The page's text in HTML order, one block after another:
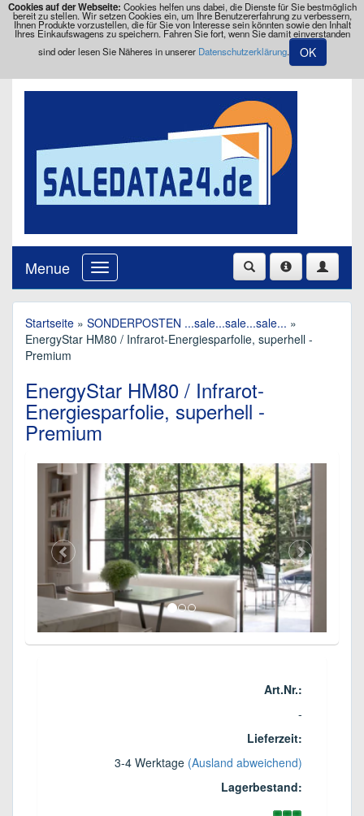
Cookies auf der Webseite: Cookies helfen uns dabei, die Dienste für Sie bestmöglich
bereit zu stellen. Wir setzen Cookies ein, um Ihre Benutzererfahrung zu verbessern,
Ihnen Produkte vorzustellen, die für Sie von Interesse sein könnten sowie den Inhalt
Ihres Einkaufswagens zu speichern. Fahren Sie fort, wenn Sie damit einverstanden
sind oder lesen Sie Näheres in unserer Datenschutzerklärung. OK
Menue
Startseite » SONDERPOSTEN ...sale...sale...sale... »
EnergyStar HM80 / Infrarot-Energiesparfolie, superhell -
Premium
EnergyStar HM80 / Infrarot-
Energiesparfolie, superhell -
Premium
Art.Nr.:
-
Lieferzeit:
3-4 Werktage (Ausland abweichend)
Lagerbestand: